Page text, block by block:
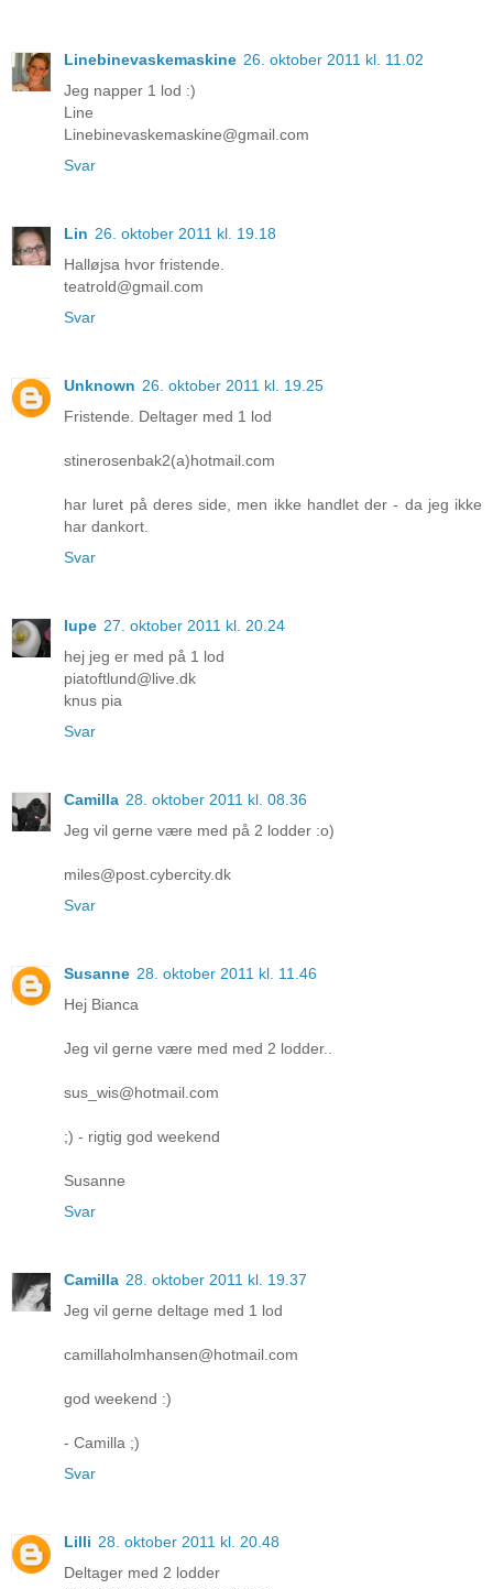
Linebinevaskemaskine 26. oktober 2011 kl. 11.02
Jeg napper 1 lod :)
Line
Linebinevaskemaskine@gmail.com
Svar
Lin 26. oktober 2011 kl. 19.18
Halløjsa hvor fristende.
teatrold@gmail.com
Svar
Unknown 26. oktober 2011 kl. 19.25
Fristende. Deltager med 1 lod
stinerosenbak2(a)hotmail.com
har luret på deres side, men ikke handlet der - da jeg ikke
har dankort.
Svar
lupe 27. oktober 2011 kl. 20.24
hej jeg er med på 1 lod
piatoftlund@live.dk
knus pia
Svar
Camilla 28. oktober 2011 kl. 08.36
Jeg vil gerne være med på 2 lodder :o)
miles@post.cybercity.dk
Svar
Susanne 28. oktober 2011 kl. 11.46
Hej Bianca
Jeg vil gerne være med med 2 lodder..
sus_wis@hotmail.com
;) - rigtig god weekend
Susanne
Svar
Camilla 28. oktober 2011 kl. 19.37
Jeg vil gerne deltage med 1 lod
camillaholmhansen@hotmail.com
god weekend :)
- Camilla ;)
Svar
Lilli 28. oktober 2011 kl. 20.48
Deltager med 2 lodder